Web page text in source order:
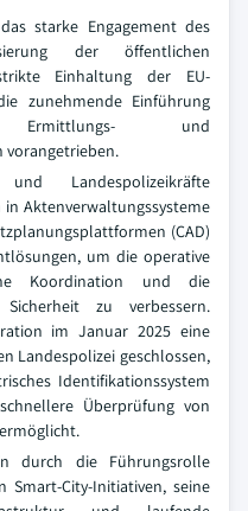
starke Engagement des
der öffentlichen
Einhaltung der EU-
zunehmende Einführung
und
vorangetrieben.
Landespolizeikräfte
Aktenverwaltungssysteme
(CAD)
um die operative
Koordination und die
zu verbessern.
im Januar 2025 eine
Landespolizei geschlossen,
Identifikationssystem
Überprüfung von
durch die Führungsrolle
Smart-City-Initiativen, seine